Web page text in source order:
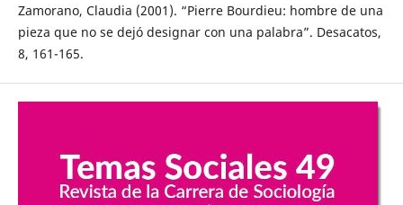
Zamorano, Claudia (2001). “Pierre Bourdieu: hombre de una
pieza que no se dejó designar con una palabra”. Desacatos,
8, 161-165.